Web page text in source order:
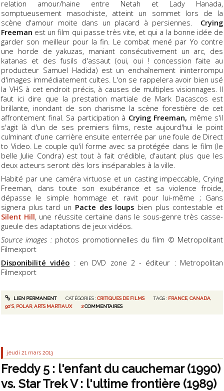
relation amour/haine entre Netah et Lady Hanada,
somptueusement masochiste, atteint un sommet lors de la
scène d'amour moite dans un placard à persiennes. Crying
Freeman est un film qui passe très vite, et qui a la bonne idée de
garder son meilleur pour la fin. Le combat mené par Yo contre
une horde de yakuzas, maniant consécutivement un arc, des
katanas et des fusils d'assaut (oui, oui ! concession faite au
producteur Samuel Hadida) est un enchaînement ininterrompu
d'images immédiatement cultes. L'on se rappelera avoir bien usé
la VHS à cet endroit précis, à causes de multiples visionnages. Il
faut ici dire que la prestation martiale de Mark Dacascos est
brillante, inondant de son charisme la scène forestière de cet
affrontement final. Sa participation à Crying Freeman, même s'il
s'agit là d'un de ses premiers films, reste aujourd'hui le point
culminant d'une carrière ensuite enterrée par une foule de Direct
to Video. Le couple qu'il forme avec sa protégée dans le film (le
belle Julie Condra) est tout à fait crédible, d'autant plus que les
deux acteurs seront dès lors inséparables à la ville.
Habité par une caméra virtuose et un casting impeccable, Crying
Freeman, dans toute son exubérance et sa violence froide,
dépasse le simple hommage et ravit pour lui-même ; Gans
signera plus tard un Pacte des loups bien plus contestable et
Silent Hill, une réussite certaine dans le sous-genre très casse-
gueule des adaptations de jeux vidéos.
Source images : photos promotionnelles du film © Metropolitant
Filmexport
Disponibilité vidéo : en DVD zone 2 - éditeur : Metropolitan
Filmexport
LIEN PERMANENT CATÉGORIES :CRITIQUES DE FILMS TAGS : FRANCE ,CANADA
90'S, POLAR,ARTS MARTIAUX 2COMMENTAIRES
jeudi 21 mars 2013
Freddy 5 : l'enfant du cauchemar (1990)
vs. Star Trek V : l'ultime frontière (1989)